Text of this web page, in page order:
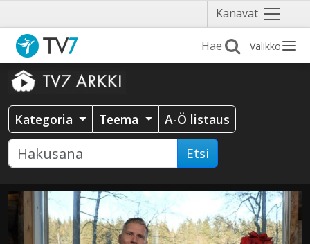
Kanavat Näytä
valikko
Valikko
Kategoria Teema A-Ö listaus
Etsi